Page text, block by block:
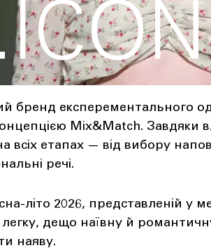
бренд експерементального
Mix&Match. Завдяки
всіх етапах — від вибору
речі.
літо 2026, представленій
дещо наївну й
наяву.